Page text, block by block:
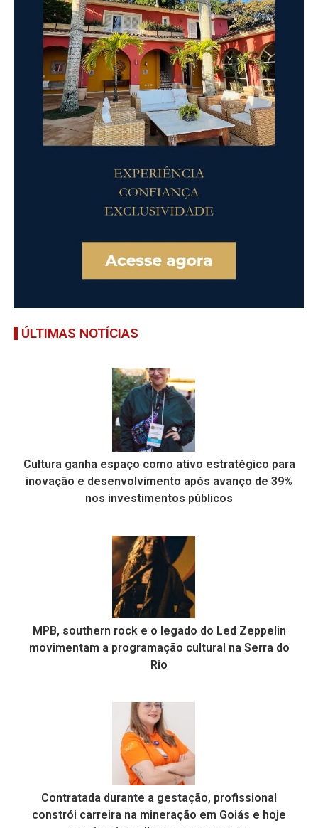
ÚLTIMAS NOTÍCIAS
Cultura ganha espaço como ativo estratégico para
inovação e desenvolvimento após avanço de 39%
nos investimentos públicos
MPB, southern rock e o legado do Led Zeppelin
movimentam a programação cultural na Serra do
Rio
Contratada durante a gestação, profissional
constrói carreira na mineração em Goiás e hoje